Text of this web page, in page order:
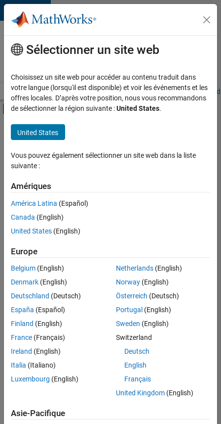
Passer au contenu
Votre
carrière
chez
Accueil Explorer nos opportunités Adresses de nos bureaux
Activer/désactiver l'affichage du menu
Contenu principal
FILTRER PAR
Programme destiné aux nouvelles carrières (EDG)
Développement de produits
Gestion des programmes
Actuellement,
aucune
offre
d'emploi
correspondant
à vos
critères
de
recherche.
Vous
pouvez
élargir
votre
recherche
ou
afficher
l’ensemble
d'emploi.
Sélectionner un site web
Choisissez un site web pour accéder au contenu traduit dans
votre langue (lorsqu'il est disponible) et voir les événements et les
offres locales. D’après votre position, nous vous recommandons
de sélectionner la région suivante :United States.
United States
Vous pouvez également sélectionner un site web dans la liste
suivante :
Amériques
América Latina (Español)
Canada (English)
United States (English)
Europe
Belgium (English)
Denmark (English)
Deutschland (Deutsch)
España (Español)
Finland (English)
France (Français)
Ireland (English)
Italia (Italiano)
Luxembourg (English)
Netherlands(English)
Norway(English)
Österreich (Deutsch)
Portugal (English)
Sweden (English)
Switzerland
Deutsch
English
Français
United Kingdom(English)
Asie-Pacifique